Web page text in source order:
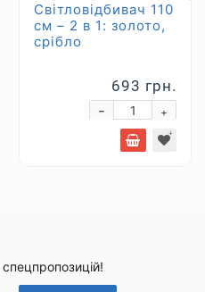
Світловідбивач 110
см – 2 в 1: золото,
срібло
693 грн.
+
-